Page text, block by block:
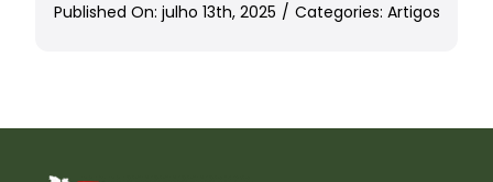
Published On: julho 13th, 2025 / Categories: Artigos